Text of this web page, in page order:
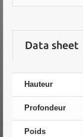
Data sheet
Hauteur
Profondeur
Poids